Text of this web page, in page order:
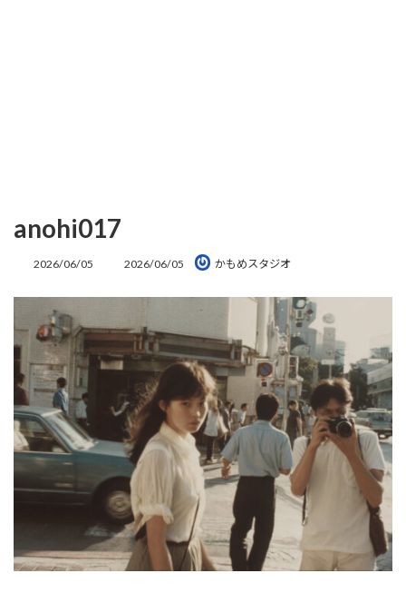
anohi017
2026/06/05
最
日
時
:
2026/06/05 かもめスタジオ